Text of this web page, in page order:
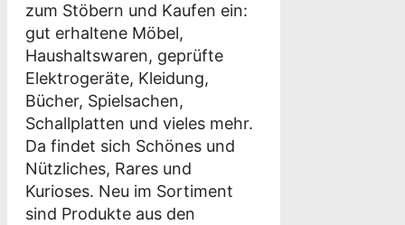
zum Stöbern und Kaufen ein:
gut erhaltene Möbel,
Haushaltswaren, geprüfte
Elektrogeräte, Kleidung,
Bücher, Spielsachen,
Schallplatten und vieles mehr.
Da findet sich Schönes und
Nützliches, Rares und
Kurioses. Neu im Sortiment
sind Produkte aus den